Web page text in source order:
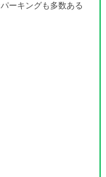
ーキングも多数ある